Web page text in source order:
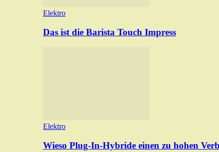
Elektro
Das ist die Barista Touch Impress
Elektro
Wieso Plug-In-Hybride einen zu hohen